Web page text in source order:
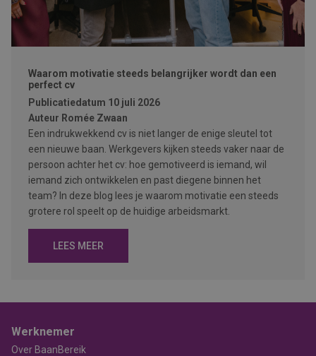
Waarom motivatie steeds belangrijker wordt dan een
perfect cv
Publicatiedatum 10 juli 2026
Auteur Romée Zwaan
Een indrukwekkend cv is niet langer de enige sleutel tot
een nieuwe baan. Werkgevers kijken steeds vaker naar de
persoon achter het cv: hoe gemotiveerd is iemand, wil
iemand zich ontwikkelen en past diegene binnen het
team? In deze blog lees je waarom motivatie een steeds
grotere rol speelt op de huidige arbeidsmarkt.
LEES MEER
Werknemer
Over BaanBereik